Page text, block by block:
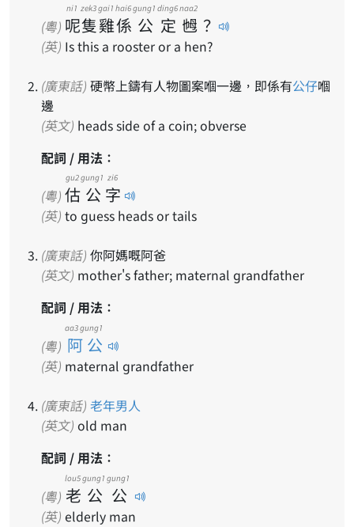
(粵) 呢
ni1
隻
zek3
雞
gai1
係
hai6
公
gung1
定
ding6
乸
naa2
？
(英) Is this a rooster or a hen?
(廣東話) 硬幣上鑄有人物圖案嗰一邊，即係有公仔嗰
邊
(英文) heads side of a coin; obverse
配詞 / 用法：
(粵) 估
gu2
公
gung1
字
zi6
(英) to guess heads or tails
(廣東話) 你阿媽嘅阿爸
(英文) mother's father; maternal grandfather
配詞 / 用法：
(粵) 阿公
aa3 gung1
(英) maternal grandfather
(廣東話) 老年男人
(英文) old man
配詞 / 用法：
(粵) 老
lou5
公
gung1
公
gung1
(英) elderly man